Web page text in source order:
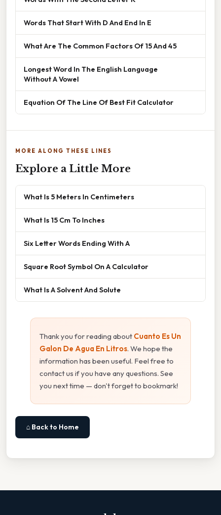
Words That Start With D And End In E
What Are The Common Factors Of 15 And 45
Longest Word In The English Language
Without A Vowel
Equation Of The Line Of Best Fit Calculator
MORE ALONG THESE LINES
Explore a Little More
What Is 5 Meters In Centimeters
What Is 15 Cm To Inches
Six Letter Words Ending With A
Square Root Symbol On A Calculator
What Is A Solvent And Solute
Thank you for reading about Cuanto Es Un
Galon De Agua En Litros. We hope the
information has been useful. Feel free to
contact us if you have any questions. See
you next time — don't forget to bookmark!
⌂ Back to Home